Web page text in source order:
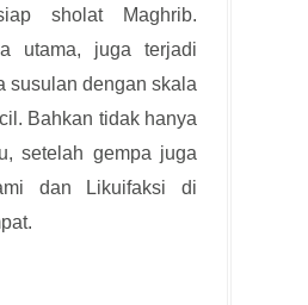
sholat Maghrib.
utama, juga terjadi
susulan dengan skala
Bahkan tidak hanya
setelah gempa juga
dan Likuifaksi di